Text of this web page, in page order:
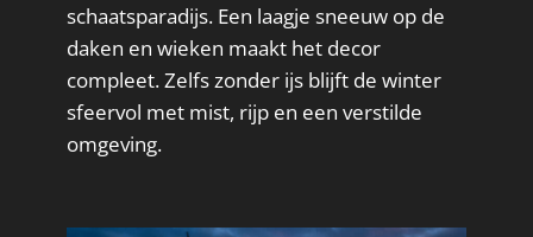
schaatsparadijs. Een laagje sneeuw op de
daken en wieken maakt het decor
compleet. Zelfs zonder ijs blijft de winter
sfeervol met mist, rijp en een verstilde
omgeving.